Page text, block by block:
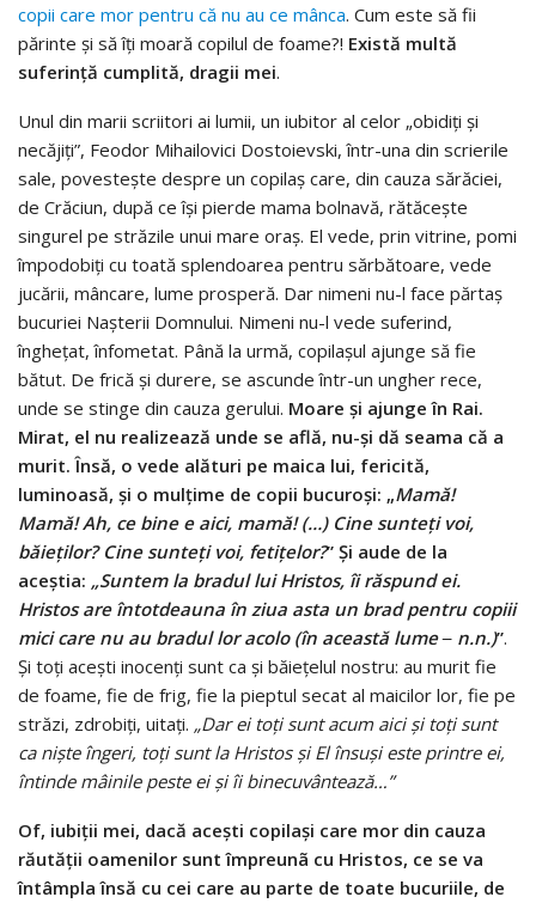
copii care mor pentru că nu au ce mânca. Cum este să fii
părinte și să îți moară copilul de foame?! Există multă
suferință cumplită, dragii mei.
Unul din marii scriitori ai lumii, un iubitor al celor „obidiți și
necăjiți”, Feodor Mihailovici Dostoievski, într-una din scrierile
sale, povestește despre un copilaș care, din cauza sărăciei,
de Crăciun, după ce își pierde mama bolnavă, rătăcește
singurel pe străzile unui mare oraș. El vede, prin vitrine, pomi
împodobiți cu toată splendoarea pentru sărbătoare, vede
jucării, mâncare, lume prosperă. Dar nimeni nu-l face părtaș
bucuriei Nașterii Domnului. Nimeni nu-l vede suferind,
înghețat, înfometat. Până la urmă, copilașul ajunge să fie
bătut. De frică și durere, se ascunde într-un ungher rece,
unde se stinge din cauza gerului. Moare și ajunge în Rai.
Mirat, el nu realizează unde se află, nu-și dă seama că a
murit. Însă, o vede alături pe maica lui, fericită,
luminoasă, și o mulțime de copii bucuroși: „Mamă!
Mamă! Ah, ce bine e aici, mamă! (…) Cine sunteți voi,
băieților? Cine sunteți voi, fetițelor?” Și aude de la
aceștia: „Suntem la bradul lui Hristos, îi răspund ei.
Hristos are întotdeauna în ziua asta un brad pentru copiii
mici care nu au bradul lor acolo (în această lume ‒ n.n.)”.
Și toți acești inocenți sunt ca și băiețelul nostru: au murit fie
de foame, fie de frig, fie la pieptul secat al maicilor lor, fie pe
străzi, zdrobiți, uitați. „Dar ei toți sunt acum aici și toți sunt
ca niște îngeri, toți sunt la Hristos și El însuși este printre ei,
întinde mâinile peste ei și îi binecuvântează…”
Of, iubiții mei, dacă acești copilași care mor din cauza
răutății oamenilor sunt împreunã cu Hristos, ce se va
întâmpla însă cu cei care au parte de toate bucuriile, de